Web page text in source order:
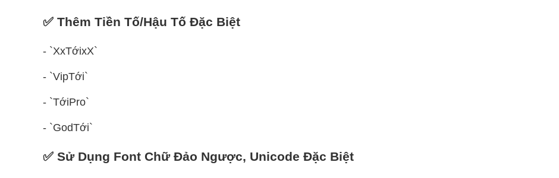
✅ Thêm Tiền Tố/Hậu Tố Đặc Biệt
- `XxTớixX`
- `VipTới`
- `TớiPro`
- `GodTới`
✅ Sử Dụng Font Chữ Đảo Ngược, Unicode Đặc Biệt